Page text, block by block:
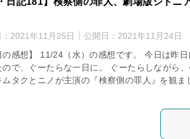
2021年11月25日 公開日： 2021年11月24日
の感想】 11/24（水）の感想です。 今日は昨
ので、ぐーたらな一日に。 ぐーたらしながら
ムタクとニノが主演の『検察側の罪人』を観ま